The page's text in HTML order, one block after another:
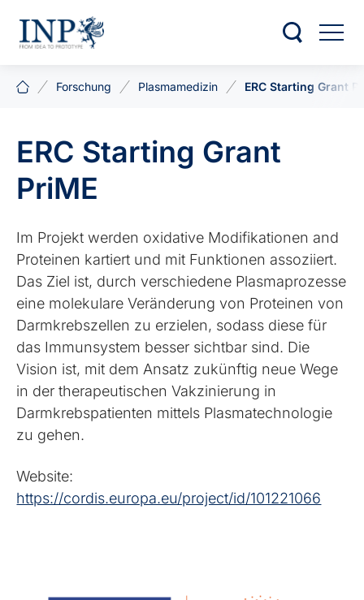
Forschung Plasmamedizin ERC Starting Grant
ERC Starting Grant
PriME
Im Projekt werden oxidative Modifikationen and
Proteinen kartiert und mit Funktionen assoziiert.
Das Ziel ist, durch verschiedene Plasmaprozesse
eine molekulare Veränderung von Proteinen von
Darmkrebszellen zu erzielen, sodass diese für
das Immunsystem besser sichtbar sind. Die
Vision ist, mit dem Ansatz zukünftig neue Wege
in der therapeutischen Vakzinierung in
Darmkrebspatienten mittels Plasmatechnologie
zu gehen.
Website:
https://cordis.europa.eu/project/id/101221066